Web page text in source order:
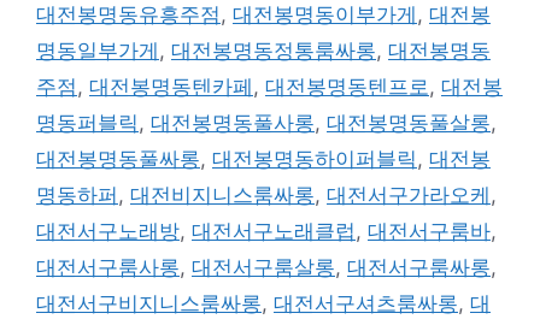
대전봉명동유흥주점 , 대전봉명동이부가게 , 대전봉
명동일부가게 , 대전봉명동정통룸싸롱, 대전봉명동
주점 , 대전봉명동텐카페 , 대전봉명동텐프로 , 대전봉
명동퍼블릭 , 대전봉명동풀사롱, 대전봉명동풀살롱,
대전봉명동풀싸롱, 대전봉명동하이퍼블릭 , 대전봉
명동하퍼 , 대전비지니스룸싸롱, 대전서구가라오케 ,
대전서구노래방, 대전서구노래클럽 , 대전서구룸바,
대전서구룸사롱, 대전서구룸살롱, 대전서구룸싸롱,
대전서구비지니스룸싸롱, 대전서구셔츠룸싸롱, 대